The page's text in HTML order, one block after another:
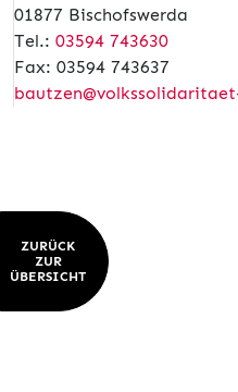
01877 Bischofswerda
Tel.: 03594 743630
Fax: 03594 743637
ZURÜCK
ZUR
ÜBERSICHT